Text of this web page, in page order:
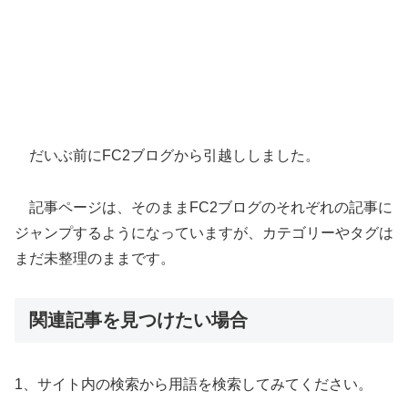
だいぶ前にFC2ブログから引越ししました。
記事ページは、そのままFC2ブログのそれぞれの記事に
ジャンプするようになっていますが、カテゴリーやタグは
まだ未整理のままです。
関連記事を見つけたい場合
1、サイト内の検索から用語を検索してみてください。